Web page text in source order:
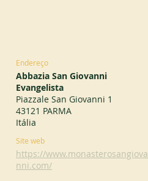
Endereço
Abbazia San Giovanni
Evangelista
Piazzale San Giovanni 1
43121 PARMA
Itália
Site web
https://www.monasterosangiova
nni.com/